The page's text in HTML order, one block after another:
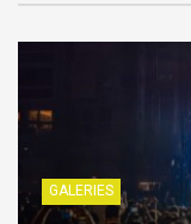
GALERIES